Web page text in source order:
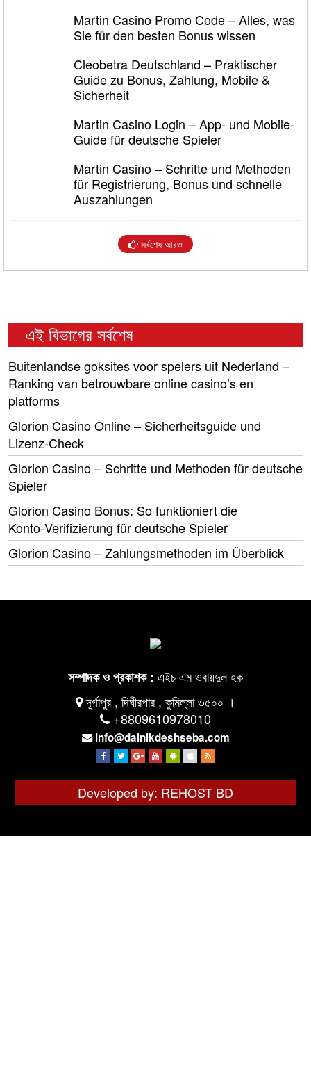
Martin Casino Promo Code – Alles, was
Sie für den besten Bonus wissen
Cleobetra Deutschland – Praktischer
Guide zu Bonus, Zahlung, Mobile &
Sicherheit
Martin Casino Login – App- und Mobile-
Guide für deutsche Spieler
Martin Casino – Schritte und Methoden
für Registrierung, Bonus und schnelle
Auszahlungen
সর্বশেষ আরও
এই বিভাগের সর্বশেষ
Buitenlandse goksites voor spelers uit Nederland –
Ranking van betrouwbare online casino’s en
platforms
Glorion Casino Online – Sicherheitsguide und
Lizenz‑Check
Glorion Casino – Schritte und Methoden für deutsche
Spieler
Glorion Casino Bonus: So funktioniert die
Konto‑Verifizierung für deutsche Spieler
Glorion Casino – Zahlungsmethoden im Überblick
সম্পাদক ও প্রকাশক : এইচ এম ওবায়দুল হক
দূর্গাপুর , দিঘীরপার , কুমিল্লা ৩৫০০ ।
+8809610978010
info@dainikdeshseba.com
Developed by: REHOST BD